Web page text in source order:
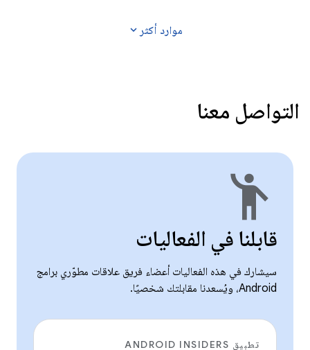
موارد أكثر expand_more
التواصل معنا
emoji_people
قابلنا في الفعاليات
سيشارك في هذه الفعاليات أعضاء فريق علاقات مطوّري برامج
Android، ويُسعدنا مقابلتك شخصيًا.
تطبيق ANDROID INSIDERS